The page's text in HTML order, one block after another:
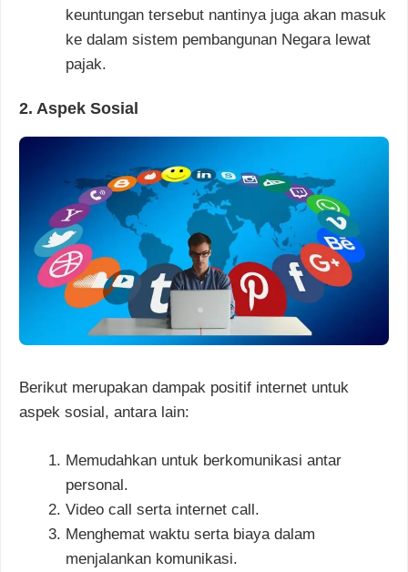
keuntungan tersebut nantinya juga akan masuk
ke dalam sistem pembangunan Negara lewat
pajak.
2. Aspek Sosial
Berikut merupakan dampak positif internet untuk
aspek sosial, antara lain:
Memudahkan untuk berkomunikasi antar
personal.
Video call serta internet call.
Menghemat waktu serta biaya dalam
menjalankan komunikasi.